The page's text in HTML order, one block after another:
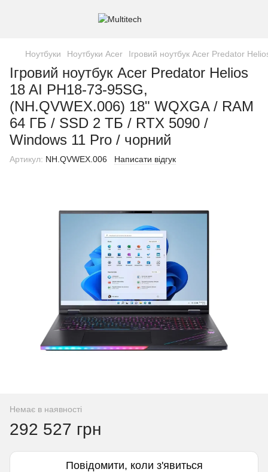
Ноутбуки Ноутбуки Acer Ігровий ноутбук Acer Predator
Ігровий ноутбук Acer Predator Helios
18 AI PH18-73-95SG,
(NH.QVWEX.006) 18" WQXGA / RAM
64 ГБ / SSD 2 ТБ / RTX 5090 /
Windows 11 Pro / чорний
Артикул: NH.QVWEX.006 Написати відгук
Немає в наявності
292 527 грн
Повідомити, коли з'явиться